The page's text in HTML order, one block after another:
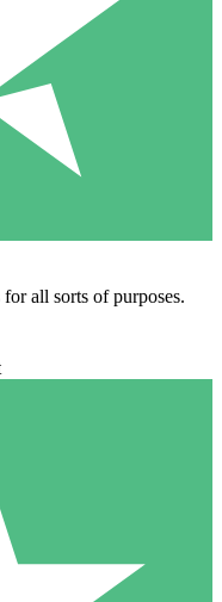
all sorts of purposes.